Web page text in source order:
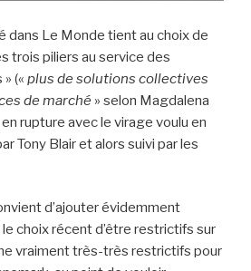
dans Le Monde tient au choix de
trois piliers au service des
(« plus de solutions collectives
de marché » selon Magdalena
rupture avec le virage voulu en
Tony Blair et alors suivi par les
d’ajouter évidemment
le choix récent d’être restrictifs sur
vraiment très-très restrictifs pour